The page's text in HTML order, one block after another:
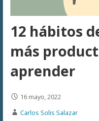
12 hábitos
más
aprender
16 mayo, 2022
Carlos Solis Salazar